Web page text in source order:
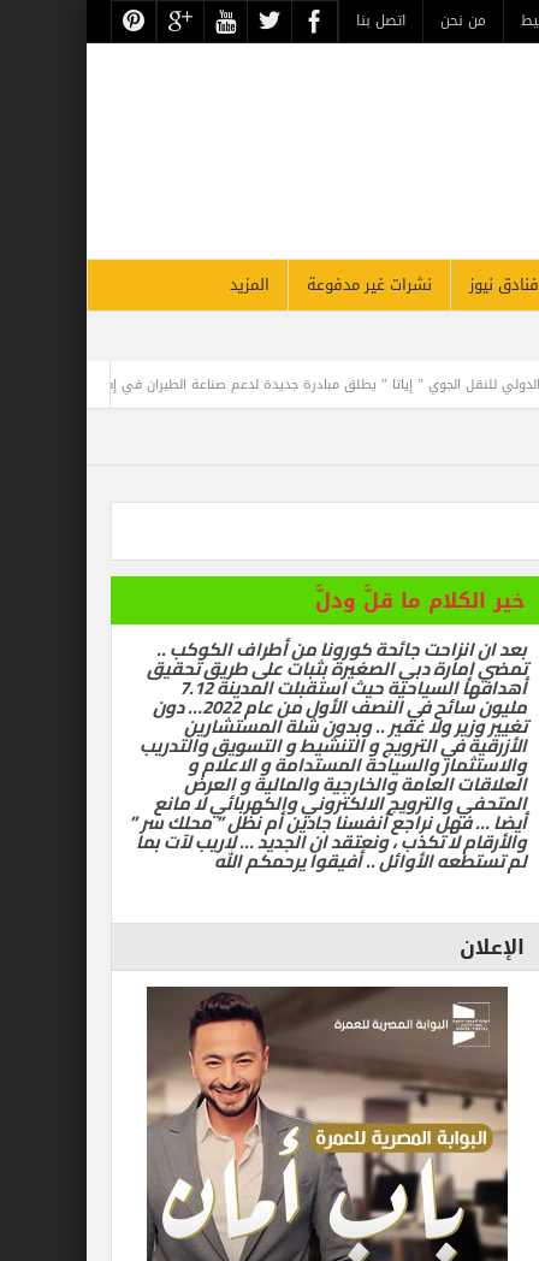
اتصل بنا
نشرات غير مدفوعة
المزيد
يطلق مبادرة جديدة لدعم صناعة الطيران في إفريقيا السعودية أصبحت اسرع دولة في
ما قلَّ ودلَّ
جائحة كورونا من أطراف الكوكب ..
دبي الصغيرة بثبات على طريق تحقيق
أهدافها السياحية حيث استقبلت المدينة 7.12
مليون سائح في النصف الأول من عام 2022… دون
ولا غفير .. وبدون شلة المستشارين
في الترويج و التنشيط و التسويق والتدريب
والسياحة المستدامة و الاعلام و
العامة والخارجية والمالية و العرض
والترويج الالكتروني والكهربائي لا مانع
نراجع أنفسنا جادين أم نظل ” محلك سر ”
تكذب ، ونعتقد ان الجديد … لاريب لآت بما
الأوائل .. أفيقوا يرحمكم الله